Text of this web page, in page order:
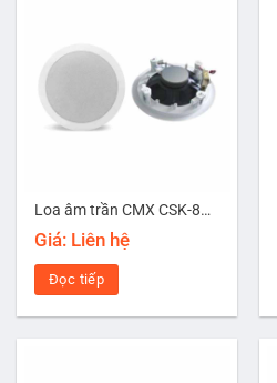
Loa âm trần CMX CSK-840T
Giá: Liên hệ
Đọc tiếp